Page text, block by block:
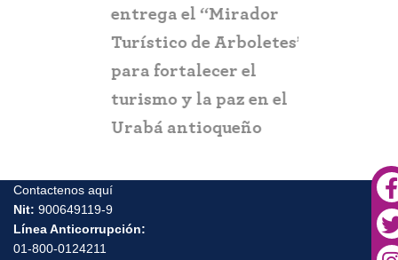
entrega el “Mirador
Turístico de Arboletes”
para fortalecer el
turismo y la paz en el
Urabá antioqueño
Contactenos aquí
Nit: 900649119-9
Línea Anticorrupción:
01-800-0124211